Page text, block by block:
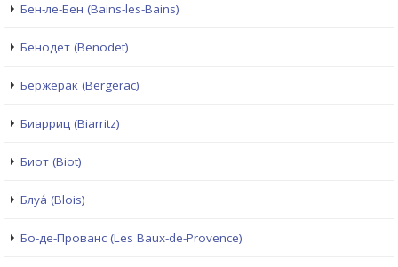
Бен-ле-Бен (Bains-les-Bains)
Бенодет (Benodet)
Бержерак (Bergerac)
Биарриц (Biarritz)
Биот (Biot)
Блуа́ (Blois)
Бо-де-Прованс (Les Baux-de-Provence)